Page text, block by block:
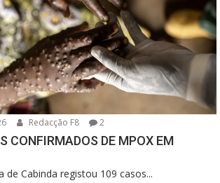
Redacção F8 2
CONFIRMADOS DE MPOX EM
de Cabinda registou 109 casos...